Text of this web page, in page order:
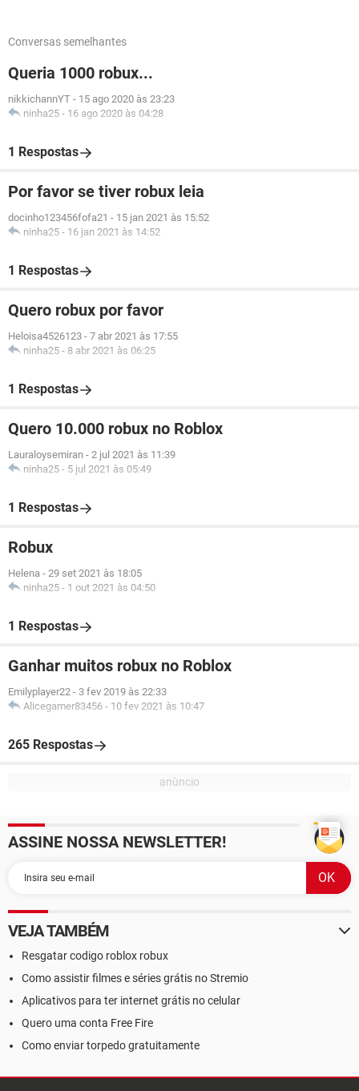
Conversas semelhantes
Queria 1000 robux...
nikkichannYT - 15 ago 2020 às 23:23
ninha25 - 16 ago 2020 às 04:28
1 Respostas
Por favor se tiver robux leia
docinho123456fofa21 - 15 jan 2021 às 15:52
ninha25 - 16 jan 2021 às 14:52
1 Respostas
Quero robux por favor
Heloisa4526123 - 7 abr 2021 às 17:55
ninha25 - 8 abr 2021 às 06:25
1 Respostas
Quero 10.000 robux no Roblox
Lauraloysemiran - 2 jul 2021 às 11:39
ninha25 - 5 jul 2021 às 05:49
1 Respostas
Robux
Helena - 29 set 2021 às 18:05
ninha25 - 1 out 2021 às 04:50
1 Respostas
Ganhar muitos robux no Roblox
Emilyplayer22 - 3 fev 2019 às 22:33
Alicegamer83456 - 10 fev 2021 às 10:47
265 Respostas
ASSINE NOSSA NEWSLETTER!
VEJA TAMBÉM
Resgatar codigo roblox robux
Como assistir filmes e séries grátis no Stremio
Aplicativos para ter internet grátis no celular
Quero uma conta Free Fire
Como enviar torpedo gratuitamente